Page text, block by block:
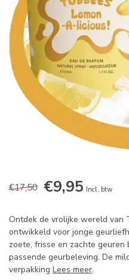
€17,50 €9,95 Incl. btw
Ontdek de vrolijke wereld van
ontwikkeld voor jonge
zoete, frisse en zachte
passende geurbeleving. De
verpakking Lees meer.